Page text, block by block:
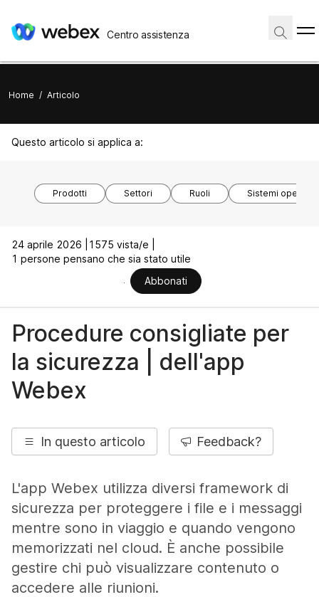
Centro assistenza
Home / Articolo
Questo articolo si applica a:
Prodotti Settori Ruoli Sistemi operativi
24 aprile 2026 |
1575 vista/e |
1 persone pensano che sia stato utile
Abbonati
Procedure consigliate per
la sicurezza | dell'app
Webex
In questo articolo Feedback?
L'app Webex utilizza diversi framework di
sicurezza per proteggere i file e i messaggi
mentre sono in viaggio e quando vengono
memorizzati nel cloud. È anche possibile
gestire chi può visualizzare contenuto o
accedere alle riunioni.